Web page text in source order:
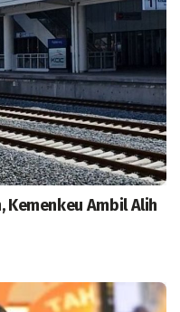
Kemenkeu Ambil Alih